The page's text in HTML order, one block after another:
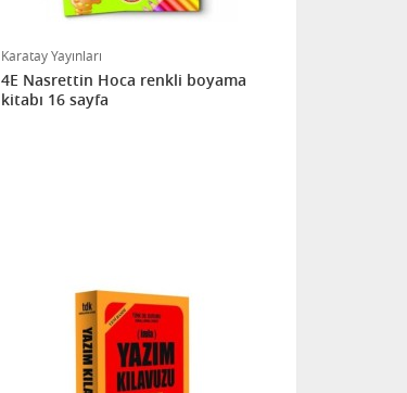
Karatay Yayınları
4E Nasrettin Hoca renkli boyama
kitabı 16 sayfa